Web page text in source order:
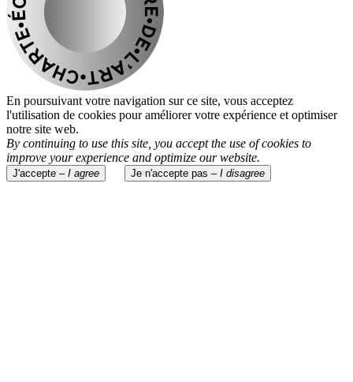
En poursuivant votre navigation sur ce site, vous acceptez
l'utilisation de cookies pour améliorer votre expérience et optimiser
notre site web.
By continuing to use this site, you accept the use of cookies to
improve your experience and optimize our website.
J'accepte – I agree Je n'accepte pas – I disagree